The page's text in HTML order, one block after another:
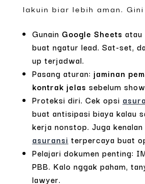
lakuin biar lebih aman.
Gunain Google Sheets atau
buat ngatur lead. Sat-set,
up terjadwal.
Pasang aturan: jaminan
kontrak jelas sebelum
Proteksi diri. Cek opsi
buat antisipasi biaya kalau
kerja nonstop. Juga kenalan
asuransi terpercaya buat
Pelajari dokumen penting:
PBB. Kalo nggak paham,
lawyer.